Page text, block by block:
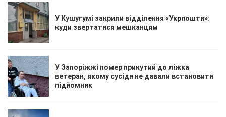
У Кушугумі закрили відділення «Укрпошти»:
куди звертатися мешканцям
У Запоріжжі помер прикутий до ліжка
ветеран, якому сусіди не давали встановити
підйомник